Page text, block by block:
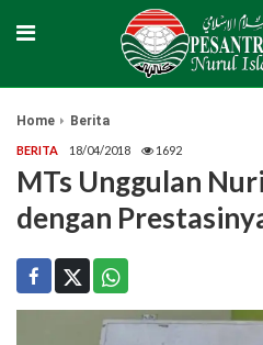
Home Berita
BERITA 18/04/2018 1692
MTs Unggulan
dengan